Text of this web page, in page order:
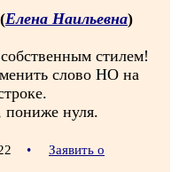
Елена Наильевна)
стилем!
слово НО на
пониже нуля.
•
Заявить о